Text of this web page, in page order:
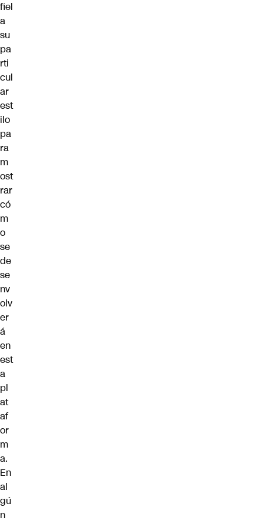
fiel
a
su
pa
rti
cul
ar
est
ilo
pa
ra
m
ost
rar
có
m
o
se
de
se
nv
olv
er
á
en
est
a
pl
at
af
or
m
a.
En
al
gú
n